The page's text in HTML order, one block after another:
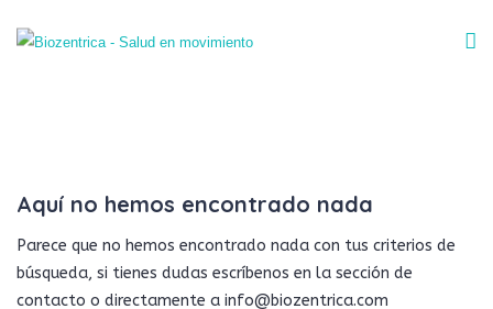
Aquí no hemos encontrado nada
Parece que no hemos encontrado nada con tus criterios de
búsqueda, si tienes dudas escríbenos en la sección de
contacto o directamente a info@biozentrica.com